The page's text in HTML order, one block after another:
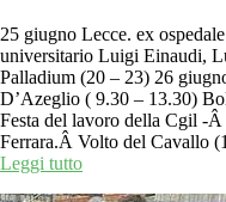
25 giugno Lecce. ex
universitario Luigi Einaudi,
Palladium (20 – 23) 26
D’Azeglio ( 9.30 – 13.30)
Festa del lavoro della Cgil -
Ferrara.Â Volto del Cavallo
Leggi tutto